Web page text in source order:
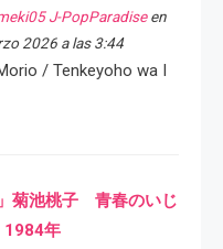
J-PopParadiseen
2026 a las 3:44
/ Tenkeyoho wa I
」菊池桃子 青春のいじ
年